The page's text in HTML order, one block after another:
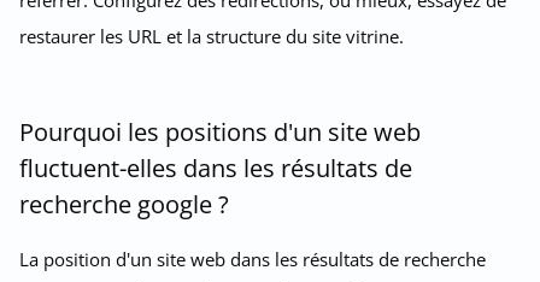
restaurer les URL et la structure du site vitrine.
Pourquoi les positions d'un site web
fluctuent-elles dans les résultats de
recherche google ?
La position d'un site web dans les résultats de recherche